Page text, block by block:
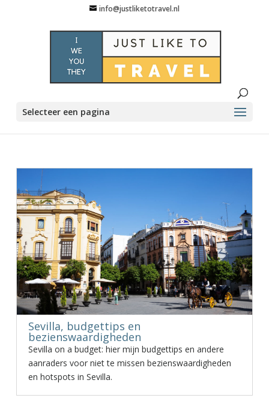
info@justliketotravel.nl
Selecteer een pagina
Sevilla, budgettips en
bezienswaardigheden
Sevilla on a budget: hier mijn budgettips en andere
aanraders voor niet te missen bezienswaardigheden
en hotspots in Sevilla.